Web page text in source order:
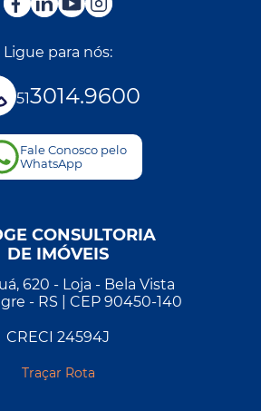
Ligue para nós:
513014.9600
Fale Conosco pelo
WhatsApp
CONSULTORIA
DE IMÓVEIS
620 - Loja - Bela Vista
- RS | CEP 90450-140
CRECI 24594J
Traçar Rota